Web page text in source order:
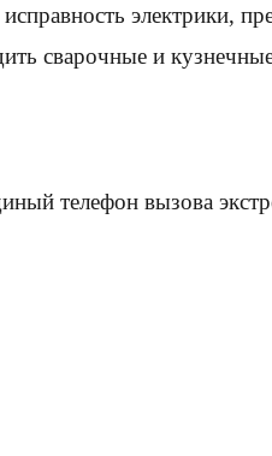
электрики,
сварочные и
телефон вызова